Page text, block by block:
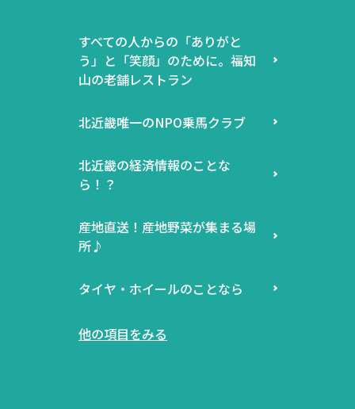
すべての人からの「ありがと
う」と「笑顔」のために。福知
山の老舗レストラン
北近畿唯一のNPO乗馬クラブ
北近畿の経済情報のことな
ら！？
産地直送！産地野菜が集まる場
所♪
タイヤ・ホイールのことなら
他の項目をみる